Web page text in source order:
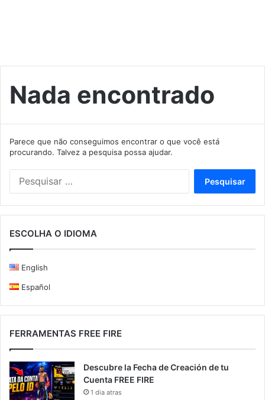
Nada encontrado
Parece que não conseguimos encontrar o que você está
procurando. Talvez a pesquisa possa ajudar.
ESCOLHA O IDIOMA
English
Español
FERRAMENTAS FREE FIRE
Descubre la Fecha de Creación de tu
Cuenta FREE FIRE
1 dia atras